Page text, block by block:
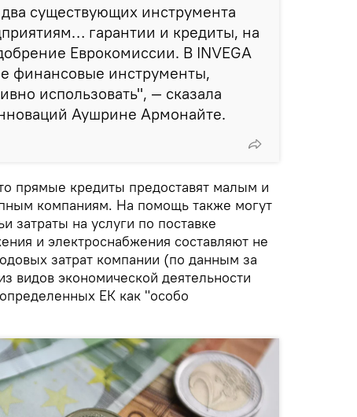
существующих инструмента
гарантии и кредиты, на
Еврокомиссии. В INVEGA
финансовые инструменты,
использовать", — сказала
Аушрине Армонайте.
прямые кредиты предоставят малым и
компаниям. На помощь также могут
затраты на услуги по поставке
и электроснабжения составляют не
затрат компании (по данным за
видов экономической деятельности
ЕК как "особо